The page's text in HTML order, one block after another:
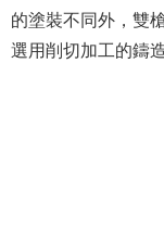
的塗裝不同外，雙
選用削切加工的鑄